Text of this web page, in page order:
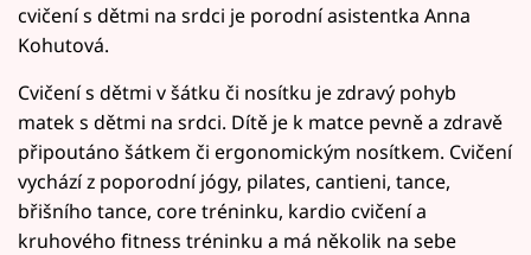
cvičení s dětmi na srdci je porodní asistentka Anna
Kohutová.
Cvičení s dětmi v šátku či nosítku je zdravý pohyb
matek s dětmi na srdci. Dítě je k matce pevně a zdravě
připoutáno šátkem či ergonomickým nosítkem. Cvičení
vychází z poporodní jógy, pilates, cantieni, tance,
břišního tance, core tréninku, kardio cvičení a
kruhového fitness tréninku a má několik na sebe